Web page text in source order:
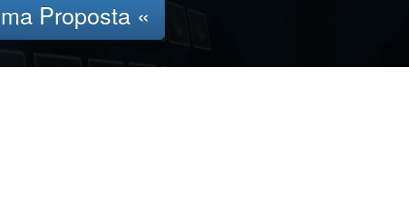
490,88 m2 (18,75 F X
Theodoro